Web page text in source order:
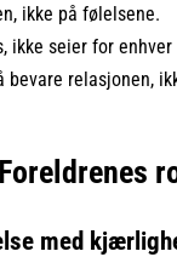
ikke på følelsene.
ikke seier for enhver
bevare relasjonen,
Foreldrenes
med